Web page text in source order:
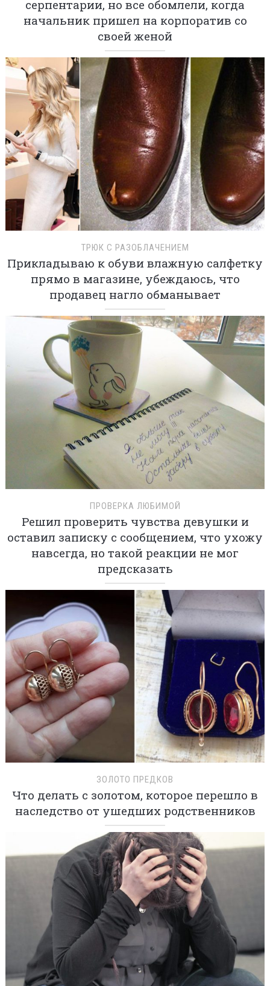
серпентарии, но все обомлели, когда
начальник пришел на корпоратив со
своей женой
ТРЮК С РАЗОБЛАЧЕНИЕМ
Прикладываю к обуви влажную салфетку
прямо в магазине, убеждаюсь, что
продавец нагло обманывает
ПРОВЕРКА ЛЮБИМОЙ
Решил проверить чувства девушки и
оставил записку с сообщением, что ухожу
навсегда, но такой реакции не мог
предсказать
ЗОЛОТО ПРЕДКОВ
Что делать с золотом, которое перешло в
наследство от ушедших родственников